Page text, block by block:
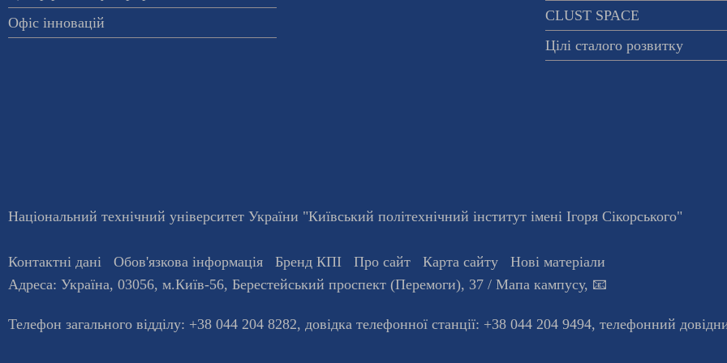
Офіс інновацій
CLUST SPACE
Цілі сталого розвитку
Національний технічний університет України "Київський політехнічний інститут імені Ігоря Сікорського"
Контактні дані Обов'язкова інформація Бренд КПІ Про сайт Карта сайту
Нові матеріали
Адреса: Україна, 03056, м.Київ-56, Берестейський проспект (Перемоги), 37 / Мапа кампусу, 📧
Телефон загального відділу: +38 044 204 8282, довiдка телефонної станцiї: +38 044 204 9494, телефонний